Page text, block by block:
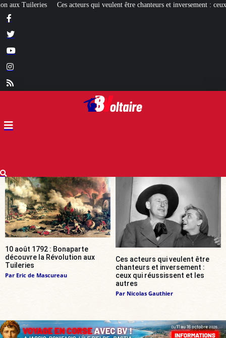
être chanteurs et inversement : ceux qui réussissent et les autres
10 août 1792 : Bonaparte
découvre la Révolution aux
Tuileries
Par Eric de Mascureau
Ces acteurs qui veulent être
chanteurs et inversement :
ceux qui réussissent et les
autres
Par Nicolas Gauthier